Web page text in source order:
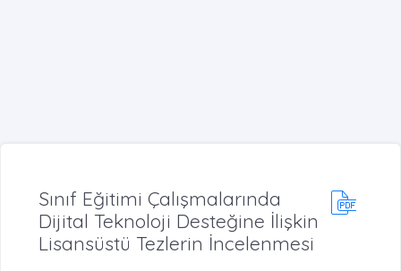
Sınıf Eğitimi Çalışmalarında
Dijital Teknoloji Desteğine İlişkin
Lisansüstü Tezlerin İncelenmesi